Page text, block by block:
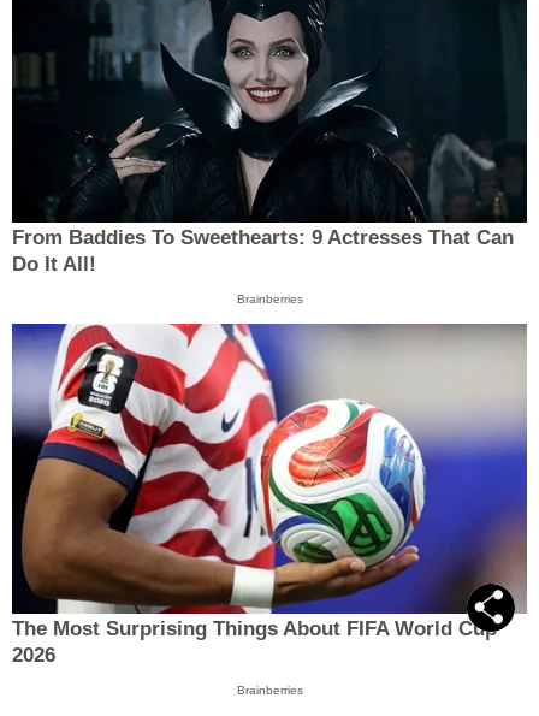
From Baddies To Sweethearts: 9 Actresses That Can
Do It All!
Brainberries
The Most Surprising Things About FIFA World Cup
2026
Brainberries